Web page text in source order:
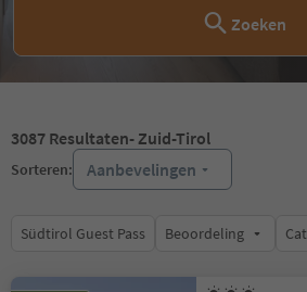
Zoeken
3087 Resultaten- Zuid-Tirol
Sorteren: Aanbevelingen
Südtirol Guest Pass Beoordeling